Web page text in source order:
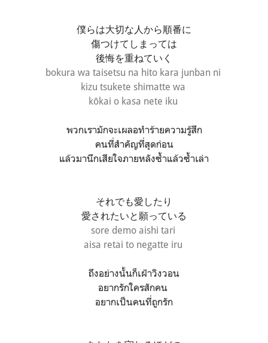
僕らは大切な人から順番に
傷つけてしまっては
後悔を重ねていく
bokura wa taisetsu na hito kara junban ni
kizu tsukete shimatte wa
kōkai o kasa nete iku
พวกเรามักจะเผลอทำร้ายความรู้สึก
คนที่สำคัญที่สุดก่อน
แล้วมานึกเสียใจภายหลังซ้ำแล้วซ้ำเล่า
それでも愛したり
愛されたいと願っている
sore demo aishi tari
aisa retai to negatte iru
ถึงอย่างนั้นก็เฝ้าวิงวอน
อยากรักใครสักคน
อยากเป็นคนที่ถูกรัก